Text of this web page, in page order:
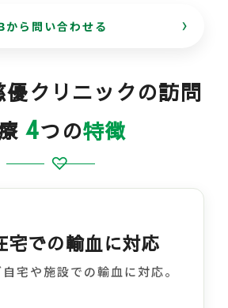
から問い合わせる
優クリニックの訪問
4つの特徴
宅での輸血に対応
自宅や施設での輸血に対応。